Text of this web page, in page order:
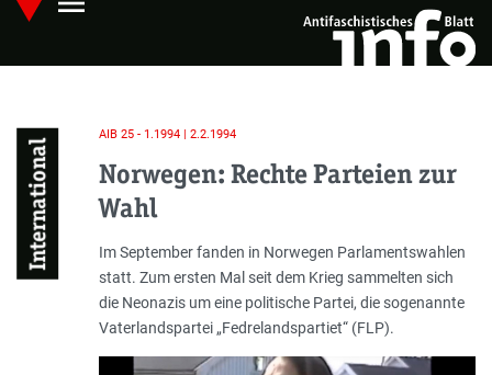
Skip
main
Hauptmenü öffnen
International
AIB 25 - 1.1994 | 2.2.1994
Norwegen: Rechte Parteien zur
Wahl
Einleitung
Im September fanden in Norwegen Parlamentswahlen
statt. Zum ersten Mal seit dem Krieg sammelten sich
die Neonazis um eine politische Partei, die sogenannte
Vaterlandspartei „Fedrelandspartiet“ (FLP).